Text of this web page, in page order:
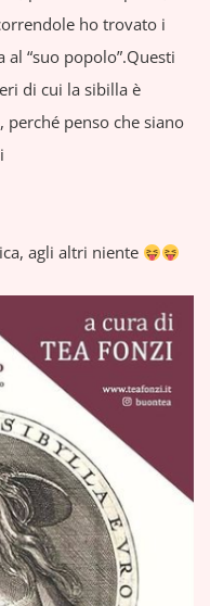
ho trovato i
“suo popolo”.Questi
di cui la sibilla è
penso che siano
agli altri niente